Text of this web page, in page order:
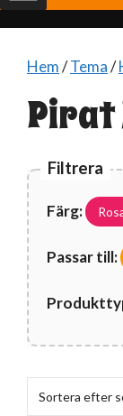
Hem/Tema/
Pirat
Filtrera
Färg:
Passar till: